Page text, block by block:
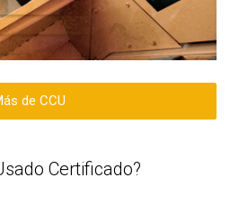
de CCU
Certificado?